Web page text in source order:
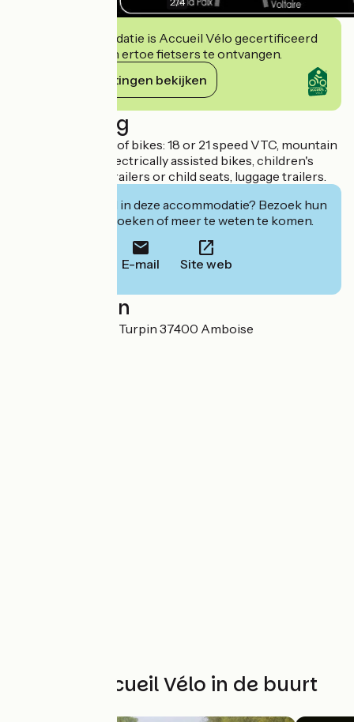
Deze accommodatie is Accueil Vélo gecertificeerd
en verbindt zich ertoe fietsers te ontvangen.
Haar verplichtingen bekijken
Beschrijving
Rental of all types of bikes: 18 or 21 speed VTC, mountain
bikes, tandems, electrically assisted bikes, children's
bikes, followers, trailers or child seats, luggage trailers.
Geïnteresseerd in deze accommodatie? Bezoek hun
website om te boeken of meer te weten te komen.
E-mail Site web
Localisation
7 allée du Sergent Turpin 37400 Amboise
Andere Accueil Vélo in de buurt